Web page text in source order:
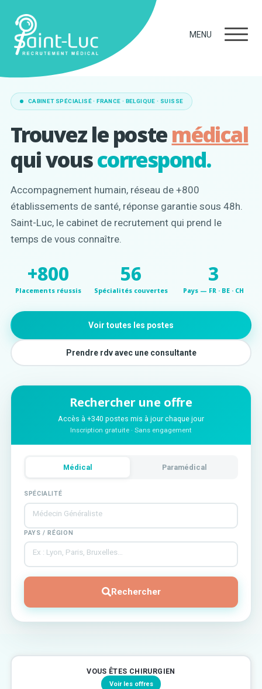
MENU
CABINET SPÉCIALISÉ · FRANCE · BELGIQUE · SUISSE
Trouvez le postemédical
qui vouscorrespond.
Accompagnement humain, réseau de +800
établissements de santé, réponse garantie sous 48h.
Saint-Luc, le cabinet de recrutement qui prend le
temps de vous connaître.
+800
Placements réussis
56
Spécialités couvertes
3
Pays — FR · BE · CH
Voir toutes les postes
Prendre rdv avec une consultante
Rechercher une offre
Accès à +340 postes mis à jour chaque jour
Inscription gratuite · Sans engagement
Médical Paramédical
SPÉCIALITÉ
PAYS / RÉGION
Rechercher
VOUS ÊTES CHIRURGIEN
Voir les offres